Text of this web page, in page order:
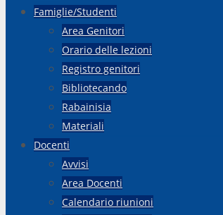
contenuto
Famiglie/Studenti
Area Genitori
Orario delle lezioni
Registro genitori
Bibliotecando
Rabainisia
Materiali
Docenti
Avvisi
Area Docenti
Calendario riunioni